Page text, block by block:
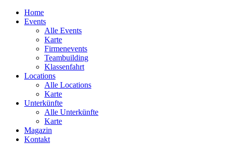
Home
Events
Alle Events
Karte
Firmenevents
Teambuilding
Klassenfahrt
Locations
Alle Locations
Karte
Unterkünfte
Alle Unterkünfte
Karte
Magazin
Kontakt